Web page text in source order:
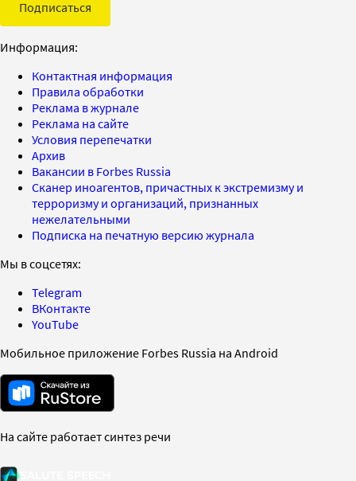
Подписаться
Информация:
Контактная информация
Правила обработки
Реклама в журнале
Реклама на сайте
Условия перепечатки
Архив
Вакансии в Forbes Russia
Сканер иноагентов, причастных к экстремизму и
терроризму и организаций, признанных
нежелательными
Подписка на печатную версию журнала
Мы в соцсетях:
Telegram
ВКонтакте
YouTube
Мобильное приложение Forbes Russia на Android
На сайте работает синтез речи